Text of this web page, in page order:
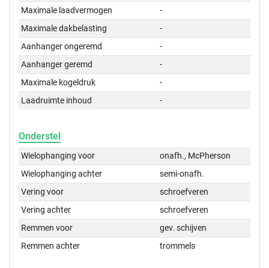
Maximale laadvermogen
-
Maximale dakbelasting
-
Aanhanger ongeremd
-
Aanhanger geremd
-
Maximale kogeldruk
-
Laadruimte inhoud
-
Onderstel
Wielophanging voor
onafh., McPherson
Wielophanging achter
semi-onafh.
Vering voor
schroefveren
Vering achter
schroefveren
Remmen voor
gev. schijven
Remmen achter
trommels